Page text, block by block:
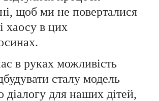
щоб ми не поверталися
хаосу в цих
в руках можливість
сталу модель
діалогу для наших дітей,